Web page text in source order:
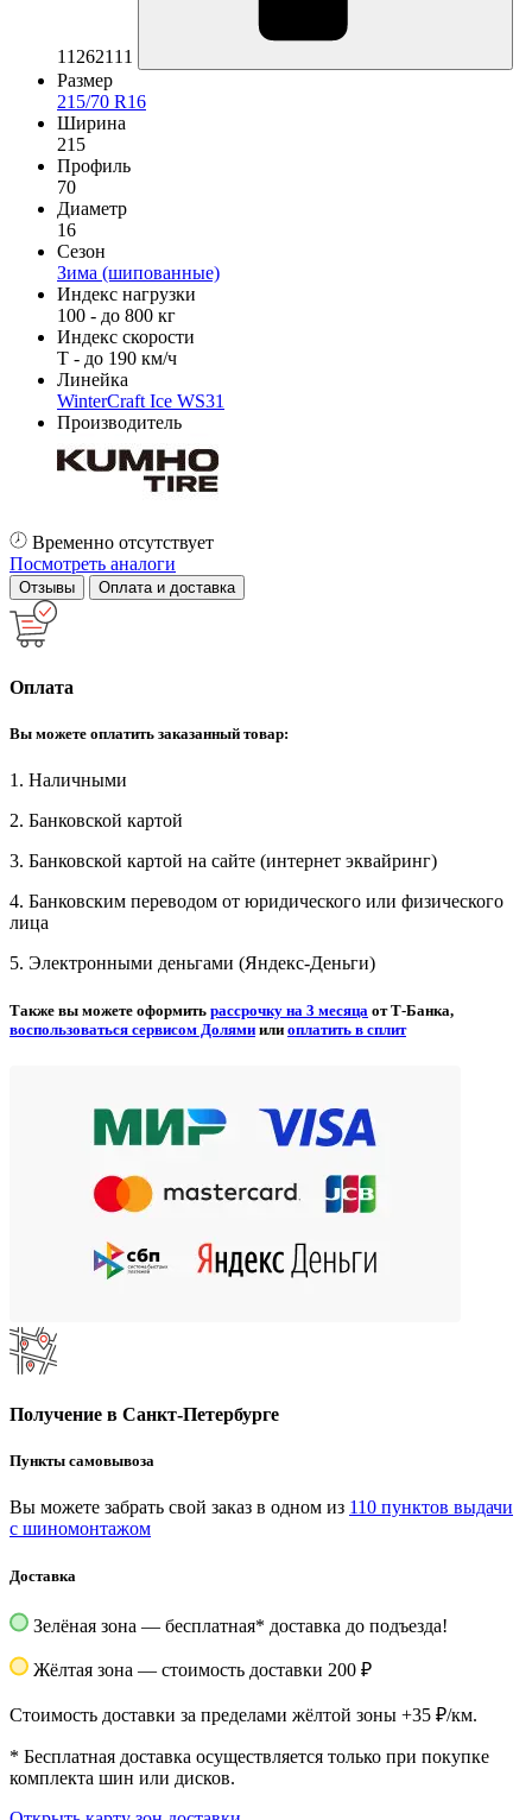
11262111
Размер
215/70 R16
Ширина
215
Профиль
70
Диаметр
16
Сезон
Зима (шипованные)
Индекс нагрузки
100 - до 800 кг
Индекс скорости
T - до 190 км/ч
Линейка
WinterCraft Ice WS31
Производитель
Временно отсутствует
Посмотреть аналоги
Отзывы Оплата и доставка
Оплата
Вы можете оплатить заказанный товар:
1. Наличными
2. Банковской картой
3. Банковской картой на сайте (интернет эквайринг)
4. Банковским переводом от юридического или физического
лица
5. Электронными деньгами (Яндекс-Деньги)
Также вы можете оформить рассрочку на 3 месяца от Т-Банка,
воспользоваться сервисом Долями или оплатить в сплит
Получение в Санкт-Петербурге
Пункты самовывоза
Вы можете забрать свой заказ в одном из 110 пунктов выдачи
с шиномонтажом
Доставка
Зелёная зона — бесплатная* доставка до подъезда!
Жёлтая зона — стоимость доставки 200 ₽
Стоимость доставки за пределами жёлтой зоны +35 ₽/км.
* Бесплатная доставка осуществляется только при покупке
комплекта шин или дисков.